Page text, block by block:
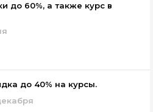
до 60%, а также курс в
до 40% на курсы.